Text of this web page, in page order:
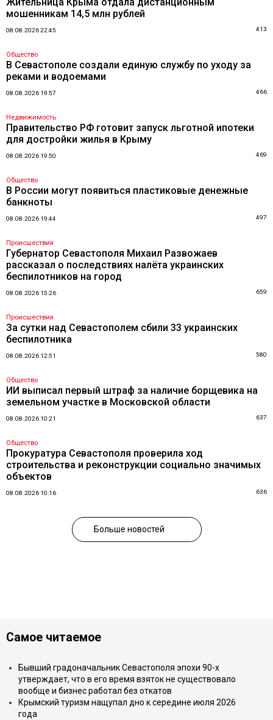
мошенникам 14,5 млн рублей
08.08.2026 22:45 413
Общество
В Севастополе создали единую службу по уходу за
реками и водоемами
08.08.2026 19:57 466
Недвижимость
Правительство РФ готовит запуск льготной ипотеки
для достройки жилья в Крыму
08.08.2026 19:50 469
Общество
В России могут появиться пластиковые денежные
банкноты
08.08.2026 19:44 497
Происшествия
Губернатор Севастополя Михаил Развожаев
рассказал о последствиях налёта украинских
беспилотников на город
08.08.2026 15:26 659
Происшествия
За сутки над Севастополем сбили 33 украинских
беспилотника
08.08.2026 12:51 580
Общество
ИИ выписал первый штраф за наличие борщевика на
земельном участке в Московской области
08.08.2026 10:21 637
Общество
Прокуратура Севастополя проверила ход
строительства и реконструкции социально значимых
объектов
08.08.2026 10:16 636
Больше новостей
Самое читаемое
Бывший градоначальник Севастополя эпохи 90-х
утверждает, что в его время взяток не существовало
вообще и бизнес работал без откатов
Крымский туризм нащупал дно к середине июля 2026
года